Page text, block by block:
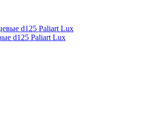
d125 Paliart Lux